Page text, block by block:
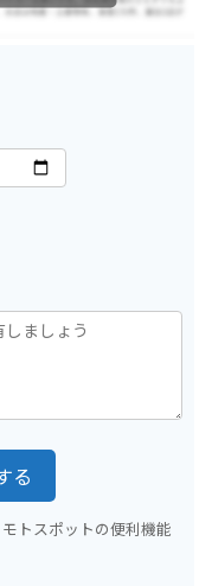
る
トスポットの便利機能